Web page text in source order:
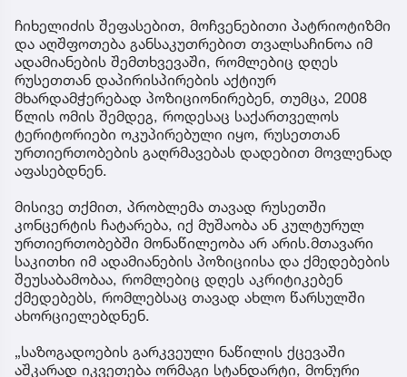
ჩიხელიძის შეფასებით, მოჩვენებითი პატრიოტიზმი
და აღშფოთება განსაკუთრებით თვალსაჩინოა იმ
ადამიანების შემთხვევაში, რომლებიც დღეს
რუსეთთან დაპირისპირების აქტიურ
მხარდამჭერებად პოზიციონირებენ, თუმცა, 2008
წლის ომის შემდეგ, როდესაც საქართველოს
ტერიტორიები ოკუპირებული იყო, რუსეთთან
ურთიერთობების გაღრმავებას დადებით მოვლენად
აფასებდნენ.
მისივე თქმით, პრობლემა თავად რუსეთში
კონცერტის ჩატარება, იქ მუშაობა ან კულტურულ
ურთიერთობებში მონაწილეობა არ არის.მთავარი
საკითხი იმ ადამიანების პოზიციისა და ქმედებების
შეუსაბამობაა, რომლებიც დღეს აკრიტიკებენ
ქმედებებს, რომლებსაც თავად ახლო წარსულში
ახორციელებდნენ.
„საზოგადოების გარკვეული ნაწილის ქცევაში
აშკარად იკვეთება ორმაგი სტანდარტი, მონური